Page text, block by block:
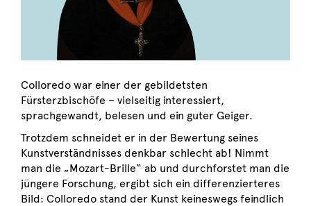
Colloredo war einer der gebildetsten
Fürsterzbischöfe – vielseitig interessiert,
sprachgewandt, belesen und ein guter Geiger.
Trotzdem schneidet er in der Bewertung seines
Kunstverständnisses denkbar schlecht ab! Nimmt
man die „Mozart-Brille“ ab und durchforstet man die
jüngere Forschung, ergibt sich ein differenzierteres
Bild: Colloredo stand der Kunst keineswegs feindlich